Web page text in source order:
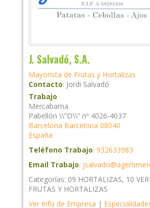
J. Salvadó, S.A.
Mayorista de Frutas y Hortalizas
Contacto: Jordi Salvadó
Trabajo
Mercabarna
Pabellón \\”D\\” nº 4026-4037
Barcelona Barcelona 08040
España
Teléfono Trabajo: 932633983
Email Trabajo:
Categorías: 09 HORTALIZAS, 10
FRUTAS Y HORTALIZAS
Ver Info de Empresa |